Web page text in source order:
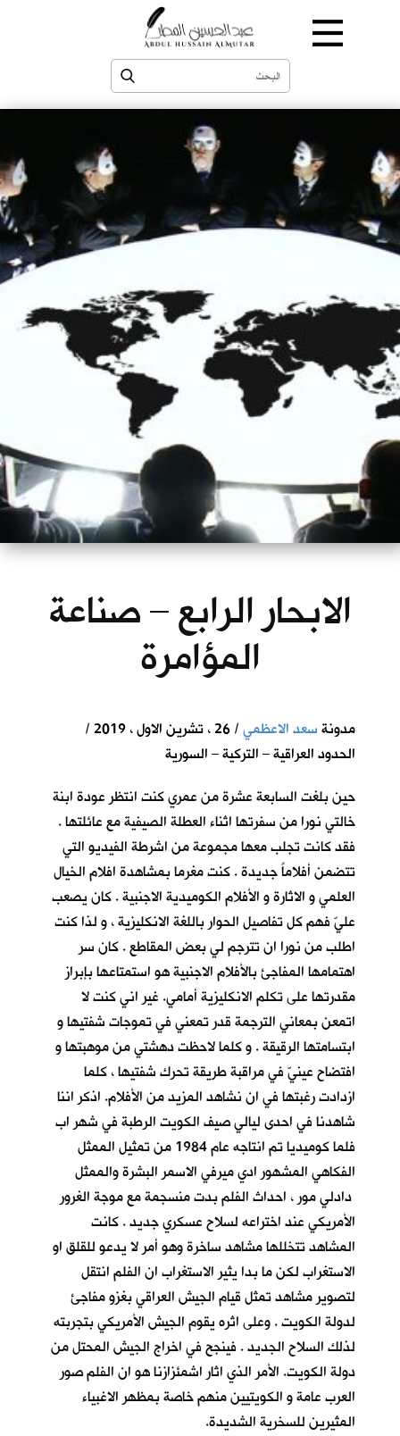
الابحار الرابع – صناعة
المؤامرة
مدونةسعد الاعظمي
/ 26 ، تشرين الاول ، 2019 /
الحدود العراقية – التركية – السورية
حين بلغت السابعة عشرة من عمري كنت انتظر عودة ابنة
خالتي نورا من سفرتها اثناء العطلة الصيفية مع عائلتها .
فقد كانت تجلب معها مجموعة من اشرطة الفيديو التي
تتضمن أفلاماً جديدة . كنت مغرما بمشاهدة افلام الخيال
العلمي و الاثارة و الأفلام الكوميدية الاجنبية . كان يصعب
عليّ فهم كل تفاصيل الحوار باللغة الانكليزية ، و لذا كنت
اطلب من نورا ان تترجم لي بعض المقاطع . كان سر
اهتمامها المفاجئ بالأفلام الاجنبية هو استمتاعها بإبراز
مقدرتها على تكلم الانكليزية أمامي. غير اني كنت لا
اتمعن بمعاني الترجمة قدر تمعني في تموجات شفتيها و
ابتسامتها الرقيقة . و كلما لاحظت دهشتي من موهبتها و
افتضاح عينيّ في مراقبة طريقة تحرك شفتيها ، كلما
ازدادت رغبتها في ان نشاهد المزيد من الأفلام. اذكر اننا
شاهدنا في احدى ليالي صيف الكويت الرطبة في شهر اب
فلما كوميديا تم انتاجه عام 1984 من تمثيل الممثل
الفكاهي المشهور ادي ميرفي الاسمر البشرة والممثل
دادلي مور ، احداث الفلم بدت منسجمة مع موجة الغرور
الأمريكي عند اختراعه لسلاح عسكري جديد . كانت
المشاهد تتخللها مشاهد ساخرة وهو أمر لا يدعو للقلق او
الاستغراب لكن ما بدا يثير الاستغراب ان الفلم انتقل
لتصوير مشاهد تمثل قيام الجيش العراقي بغزو مفاجئ
لدولة الكويت . وعلى اثره يقوم الجيش الأمريكي بتجربته
لذلك السلاح الجديد . فينجح في اخراج الجيش المحتل من
دولة الكويت. الأمر الذي اثار اشمئزازنا هو ان الفلم صور
العرب عامة و الكويتيين منهم خاصة بمظهر الاغبياء
المثيرين للسخرية الشديدة.